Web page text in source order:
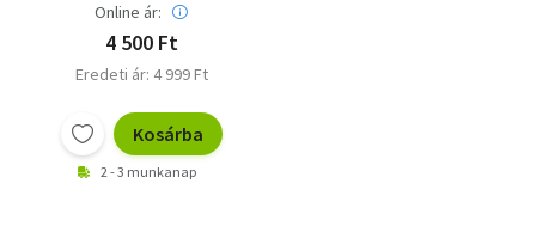
Online ár:
4 500 Ft
Eredeti ár: 4 999 Ft
Kosárba
2 - 3 munkanap